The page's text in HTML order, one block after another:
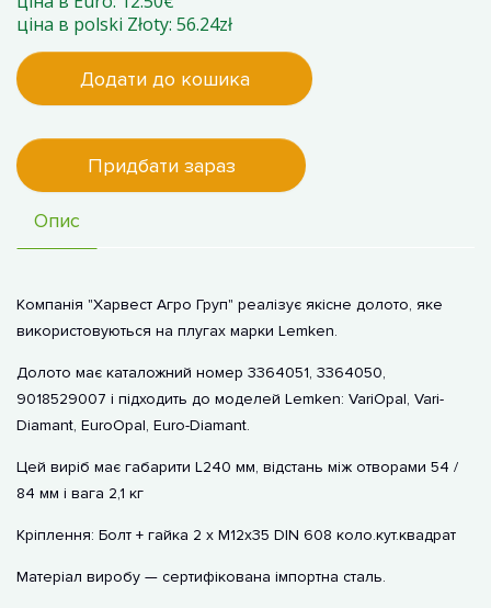
ціна в polski Złoty: 56.24zł
Додати до кошика
Придбати зараз
Опис
Компанія "Харвест Агро Груп" реалізує якісне долото, яке
використовуються на плугах марки Lemken.
Долото має каталожний номер 3364051, 3364050,
9018529007 і підходить до моделей Lemken: VariOpal, Vari-
Diamant, EuroOpal, Euro-Diamant.
Цей виріб має габарити L240 мм, відстань між отворами 54 /
84 мм і вага 2,1 кг
Кріплення: Болт + гайка 2 х М12х35 DIN 608 коло.кут.квадрат
Матеріал виробу — сертифікована імпортна сталь.